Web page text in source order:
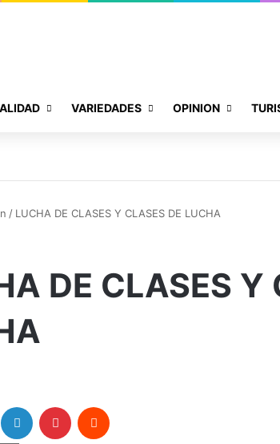
VARIEDADES OPINION
/ LUCHA DE CLASES Y CLASES DE LUCHA
DE CLASES Y
LinkedIn Pinterest